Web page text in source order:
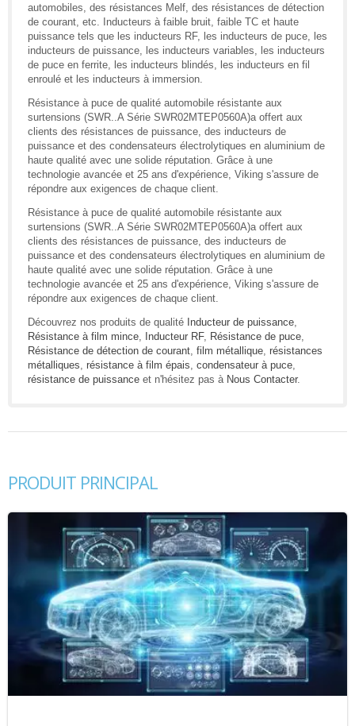
automobiles, des résistances Melf, des résistances de détection
de courant, etc. Inducteurs à faible bruit, faible TC et haute
puissance tels que les inducteurs RF, les inducteurs de puce, les
inducteurs de puissance, les inducteurs variables, les inducteurs
de puce en ferrite, les inducteurs blindés, les inducteurs en fil
enroulé et les inducteurs à immersion.
Résistance à puce de qualité automobile résistante aux
surtensions (SWR..A Série SWR02MTEP0560A)a offert aux
clients des résistances de puissance, des inducteurs de
puissance et des condensateurs électrolytiques en aluminium de
haute qualité avec une solide réputation. Grâce à une
technologie avancée et 25 ans d'expérience, Viking s'assure de
répondre aux exigences de chaque client.
Résistance à puce de qualité automobile résistante aux
surtensions (SWR..A Série SWR02MTEP0560A)a offert aux
clients des résistances de puissance, des inducteurs de
puissance et des condensateurs électrolytiques en aluminium de
haute qualité avec une solide réputation. Grâce à une
technologie avancée et 25 ans d'expérience, Viking s'assure de
répondre aux exigences de chaque client.
Découvrez nos produits de qualité Inducteur de puissance
Résistance à film mince Inducteur RF, Résistance de puce
Résistance de détection de courant film métallique résistances
métalliques résistance à film épais condensateur à puce
résistance de puissance et n'hésitez pas à Nous Contacter.
PRODUIT PRINCIPAL